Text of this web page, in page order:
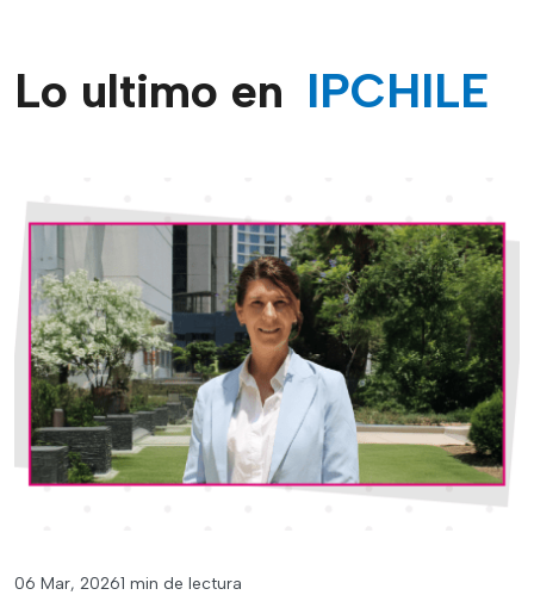
Lo ultimo en IPCHILE
06 Mar, 20261 min de lectura